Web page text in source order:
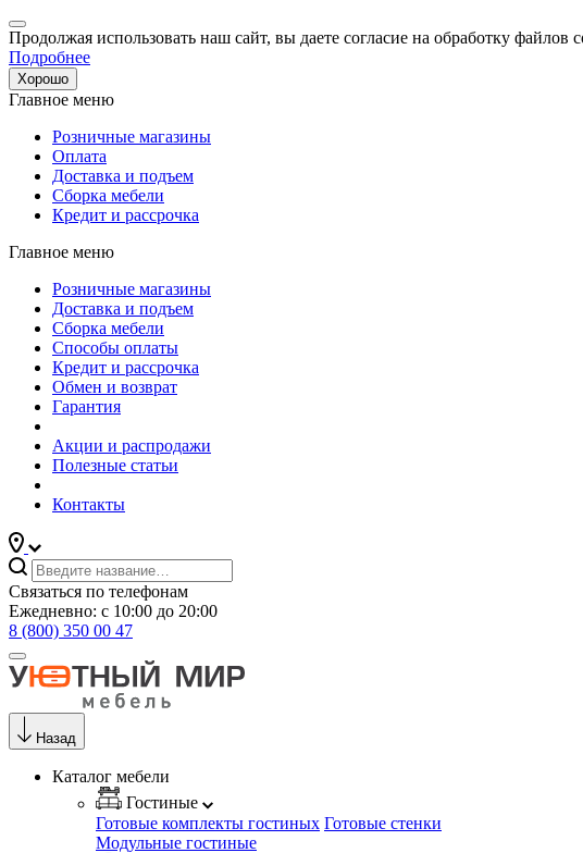
Продолжая использовать наш сайт, вы даете согласие на обработку файлов
Подробнее
Хорошо
Главное меню
Розничные магазины
Оплата
Доставка и подъем
Сборка мебели
Кредит и рассрочка
Главное меню
Розничные магазины
Доставка и подъем
Сборка мебели
Способы оплаты
Кредит и рассрочка
Обмен и возврат
Гарантия
Акции и распродажи
Полезные статьи
Контакты
Связаться по телефонам
Ежедневно: с 10:00 до 20:00
8 (800) 350 00 47
Назад
Каталог мебели
Гостиные
Готовые комплекты гостиных Готовые стенки
Модульные гостиные